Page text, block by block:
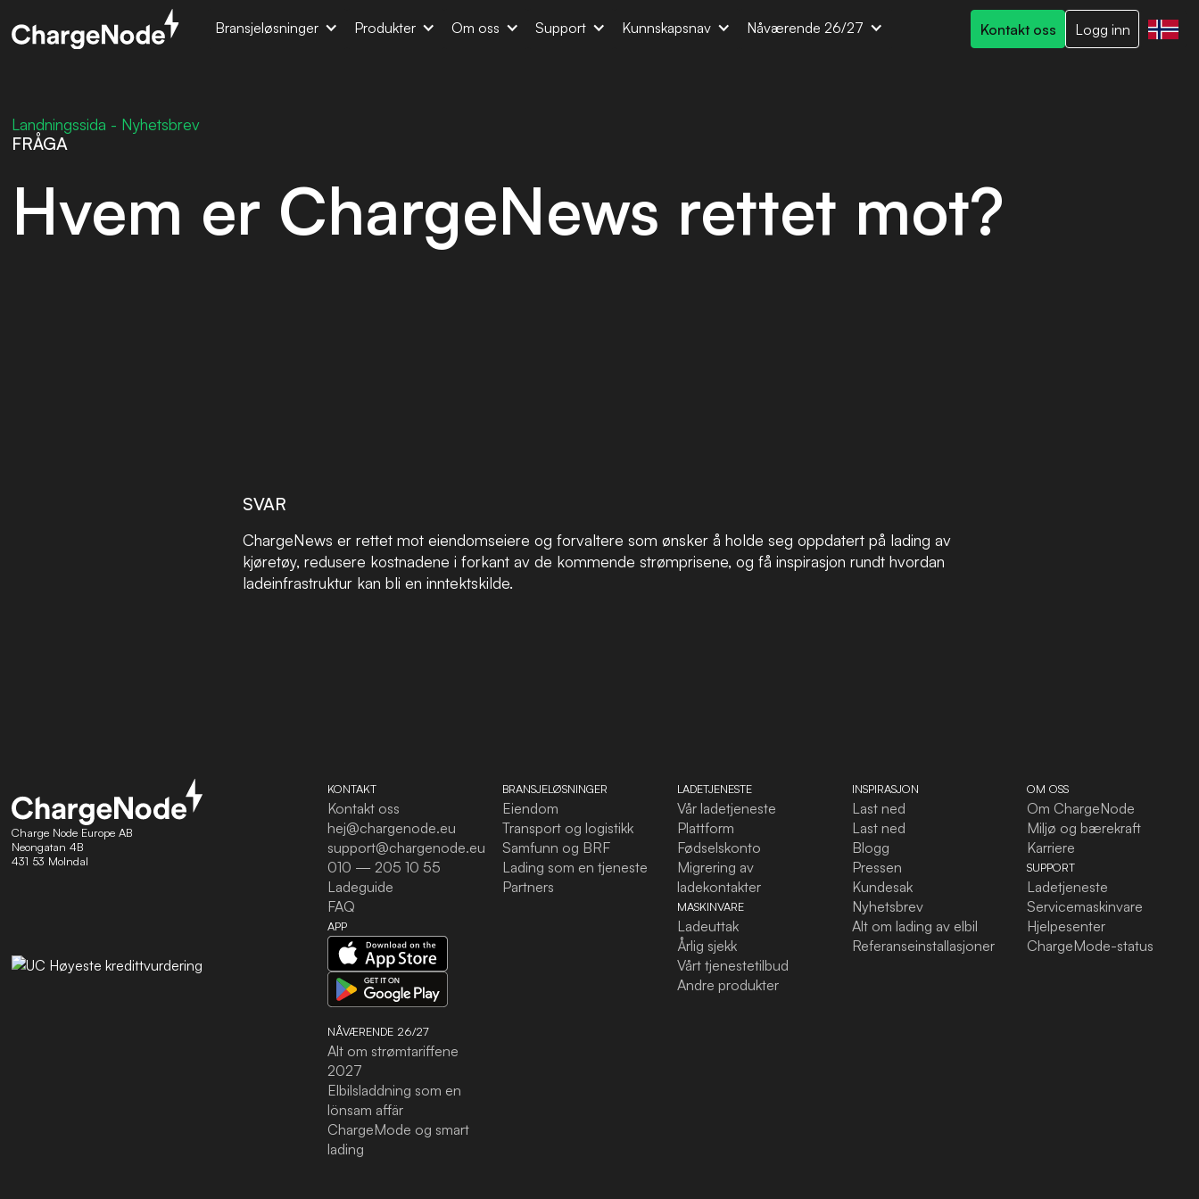
Bransjeløsninger Produkter Om oss Support Kunnskapsnav Nåværende 26/27 Kontakt oss Logg inn
Landningssida - Nyhetsbrev
FRÅGA
Hvem er ChargeNews rettet mot?
SVAR
ChargeNews er rettet mot eiendomseiere og forvaltere som ønsker å holde seg oppdatert på lading av
kjøretøy, redusere kostnadene i forkant av de kommende strømprisene, og få inspirasjon rundt hvordan
ladeinfrastruktur kan bli en inntektskilde.
Charge Node Europe AB
Neongatan 4B
431 53 Molndal
KONTAKT
Kontakt oss
hej@chargenode.eu
support@chargenode.eu
010 — 205 10 55
Ladeguide
FAQ
APP
BRANSJELØSNINGER
Eiendom
Transport og logistikk
Samfunn og BRF
Lading som en tjeneste
Partners
LADETJENESTE
Vår ladetjeneste
Plattform
Fødselskonto
Migrering av
ladekontakter
MASKINVARE
Ladeuttak
Årlig sjekk
Vårt tjenestetilbud
Andre produkter
INSPIRASJON
Last ned
Last ned
Blogg
Pressen
Kundesak
Nyhetsbrev
Alt om lading av elbil
Referanseinstallasjoner
OM OSS
Om ChargeNode
Miljø og bærekraft
Karriere
SUPPORT
Ladetjeneste
Servicemaskinvare
Hjelpesenter
ChargeMode-status
NÅVÆRENDE 26/27
Alt om strømtariffene
2027
Elbilsladdning som en
lönsam affär
ChargeMode og smart
lading